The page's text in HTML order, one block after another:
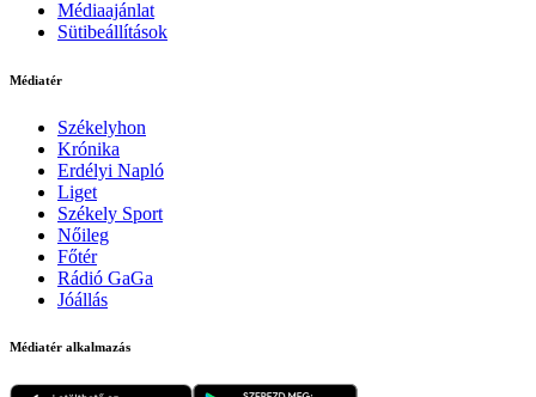
Médiaajánlat
Sütibeállítások
Médiatér
Székelyhon
Krónika
Erdélyi Napló
Liget
Székely Sport
Nőileg
Főtér
Rádió GaGa
Jóállás
Médiatér alkalmazás